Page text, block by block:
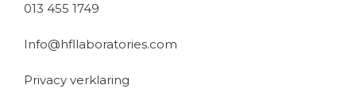
013 455 1749
Info@hfllaboratories.com
Privacy verklaring